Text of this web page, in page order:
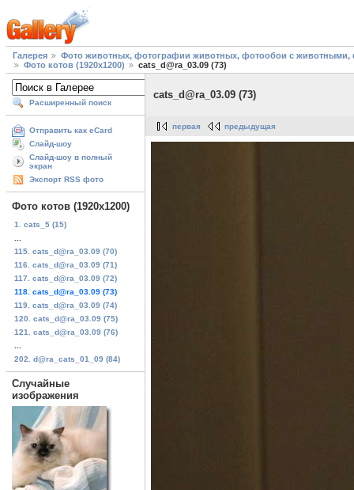
Галерея
Фото животных, фотографии животных, фотообои с
Фото котов (1920х1200)
cats_d@ra_03.09 (73)
Расширенный поиск
Отправить как eCard
Слайд-шоу
Слайд-шоу в полный
экран
Экспорт RSS фото
Фото котов (1920х1200)
1. cats_5 (15)
115. cats_d@ra_03.09 (70)
116. cats_d@ra_03.09 (71)
117. cats_d@ra_03.09 (72)
118. cats_d@ra_03.09 (73)
119. cats_d@ra_03.09 (74)
120. cats_d@ra_03.09 (75)
121. cats_d@ra_03.09 (76)
202. d@ra_cats_01_09 (84)
Случайные
изображения
cats_d@ra_03.09 (73)
первая предыдущая